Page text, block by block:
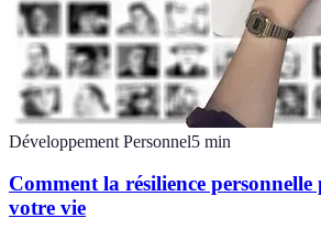
Développement Personnel5 min
Comment la résilience
votre vie